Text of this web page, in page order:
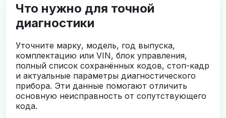
Что нужно для точной
диагностики
Уточните марку, модель, год выпуска,
комплектацию или VIN, блок управления,
полный список сохранённых кодов, стоп-кадр
и актуальные параметры диагностического
прибора. Эти данные помогают отличить
основную неисправность от сопутствующего
кода.